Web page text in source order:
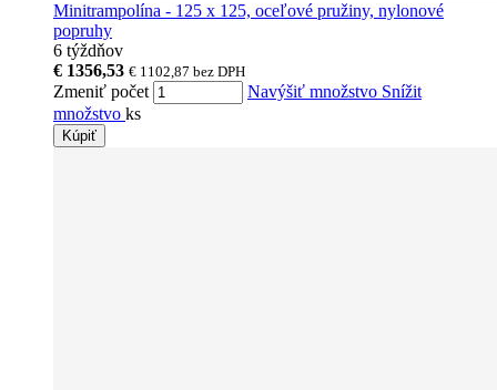
Minitrampolína - 125 x 125, oceľové pružiny, nylonové
popruhy
6 týždňov
€ 1356,53 € 1102,87 bez DPH
Zmeniť počet Navýšiť množstvo Snížit
množstvo ks
Kúpiť